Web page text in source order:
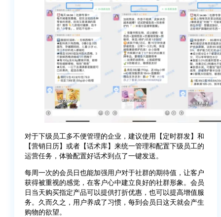
对于下级员工多不便管理的企业，建议使用【定时群发】和
【营销日历】或者【话术库】来统一管理和配置下级员工的
运营任务，体验配置好话术到点了一键发送。
每周一次的会员日也能加强用户对于社群的期待值，让客户
获得被重视的感觉，在客户心中建立良好的社群形象。会员
日当天购买指定产品可以提供打折优惠，也可以提高增值服
务。久而久之，用户养成了习惯，每到会员日这天就会产生
购物的欲望。